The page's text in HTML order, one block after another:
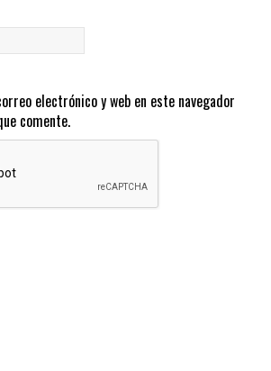
electrónico y web en este navegador
comente.